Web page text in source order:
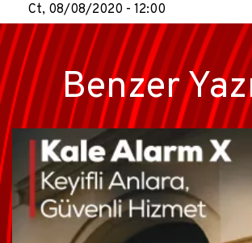
Ct, 08/08/2020 - 12:00
Benzer